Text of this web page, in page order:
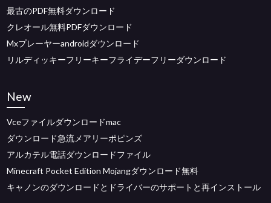
最古のPDF無料ダウンロード
クレオール無料PDFダウンロード
Mxプレーヤーandroidダウンロード
リルディッキーフリーキーフライデーフリーダウンロード
New
Vceファイルダウンロードmac
ダウンロード急流メアリーポピンズ
アルカテル電話ダウンロードファイル
Minecraft Pocket Edition Mojangダウンロード無料
キャノンのダウンロードとドライバーのサポートと再インストール